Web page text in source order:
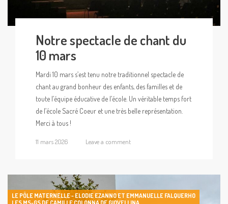
Notre spectacle de chant du
10 mars
Mardi 10 mars s’est tenu notre traditionnel spectacle de
chant au grand bonheur des enfants, des familles et de
toute l’équipe éducative de l’école. Un véritable temps fort
de l’école Sacré Coeur et une très belle représentation.
Merci à tous !
11 mars 2026 Leave a comment
LE PÔLE MATERNELLE - ELODIE EZANNO ET EMMANUELLE FALQUERHO